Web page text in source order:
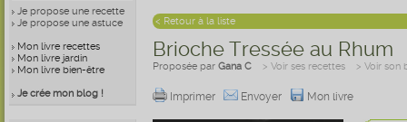
Je propose une recette
Je propose une astuce
Mon livre recettes
Mon livre jardin
Mon livre bien-être
Je crée mon blog !
< Retour à la liste
Brioche Tressée au Rhum
Proposée par Gana C > Voir ses recettes > Voir son
Imprimer Envoyer Mon livre